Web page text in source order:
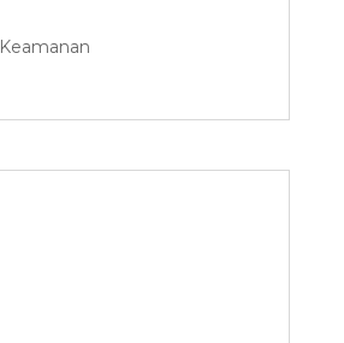
Keamanan